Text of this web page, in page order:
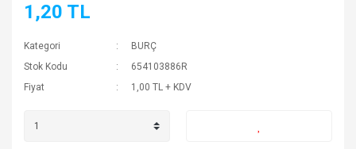
1,20 TL
Kategori
BURÇ
Stok Kodu
654103886R
Fiyat
1,00 TL + KDV